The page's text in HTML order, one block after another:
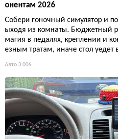
онентам 2026
Собери гоночный симулятор и
ыходя из комнаты. Бюджетный
магия в педалях, креплении и
езным тратам, иначе стол уедет
Авто 3 006